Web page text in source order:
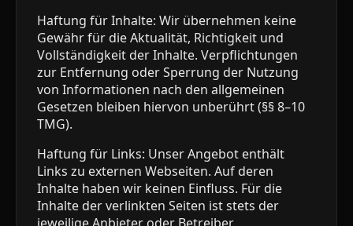
Haftung für Inhalte: Wir übernehmen keine
Gewähr für die Aktualität, Richtigkeit und
Vollständigkeit der Inhalte. Verpflichtungen
zur Entfernung oder Sperrung der Nutzung
von Informationen nach den allgemeinen
Gesetzen bleiben hiervon unberührt (§§ 8–10
TMG).
Haftung für Links: Unser Angebot enthält
Links zu externen Webseiten. Auf deren
Inhalte haben wir keinen Einfluss. Für die
Inhalte der verlinkten Seiten ist stets der